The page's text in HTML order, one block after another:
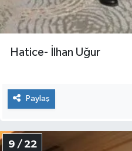
Hatice- İlhan Uğur
Paylaş
9 / 22